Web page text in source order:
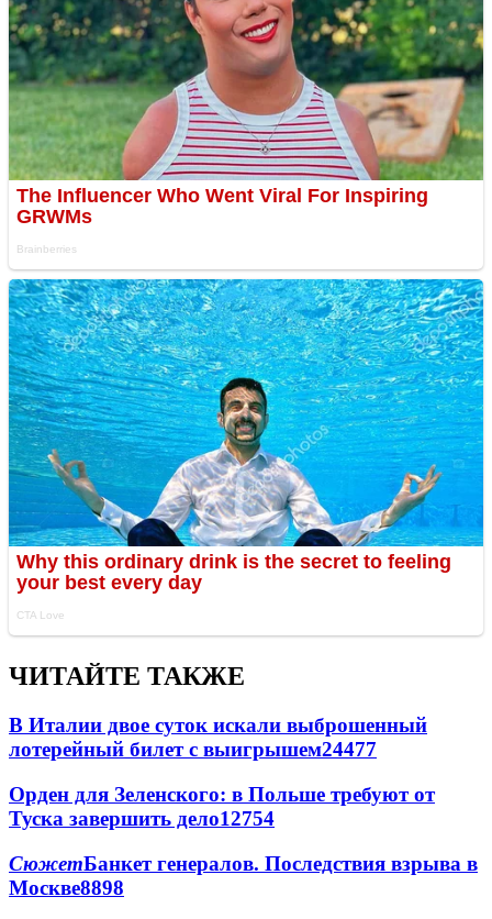
ЧИТАЙТЕ ТАКЖЕ
В Италии двое суток искали выброшенный
лотерейный билет с выигрышем24477
Орден для Зеленского: в Польше требуют от
Туска завершить дело12754
СюжетБанкет генералов. Последствия взрыва в
Москве8898